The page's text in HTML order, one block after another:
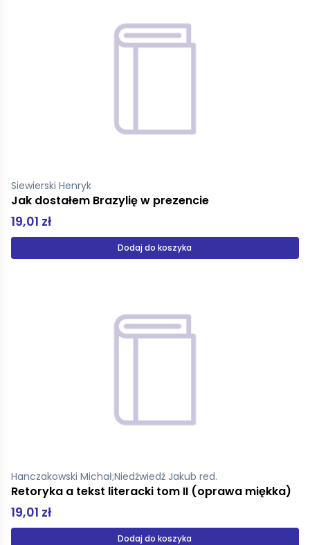
Siewierski Henryk
Jak dostałem Brazylię w prezencie
19,01 zł
Dodaj do koszyka
Hanczakowski Michał;Niedźwiedź Jakub red.
Retoryka a tekst literacki tom II (oprawa miękka)
19,01 zł
Dodaj do koszyka